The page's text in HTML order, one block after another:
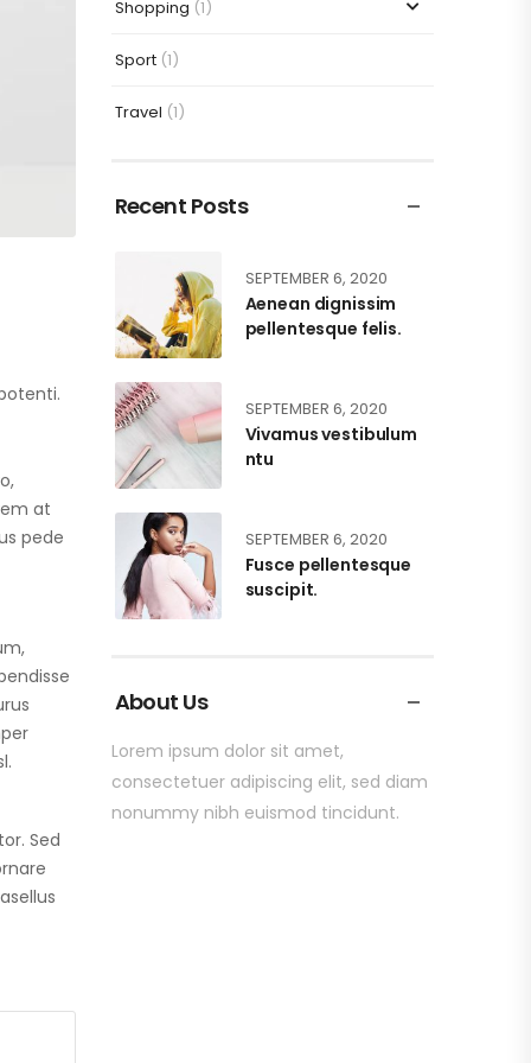
at
pede
Sed
Shopping (1)
Sport(1)
Travel (1)
Recent Posts
SEPTEMBER 6, 2020
Aenean dignissim
pellentesque felis.
SEPTEMBER 6, 2020
Vivamus vestibulum
ntu
SEPTEMBER 6, 2020
Fusce pellentesque
suscipit.
About Us
Lorem ipsum dolor sit amet,
consectetuer adipiscing elit, sed diam
nonummy nibh euismod tincidunt.